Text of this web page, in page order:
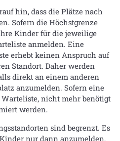
hin, dass die Plätze nach
Sofern die Höchstgrenze
Kinder für die jeweilige
anmelden. Eine
erhebt keinen Anspruch auf
Standort. Daher werden
direkt an einem anderen
anzumelden. Sofern eine
nicht mehr benötigt
werden.
sind begrenzt. Es
nur dann anzumelden,